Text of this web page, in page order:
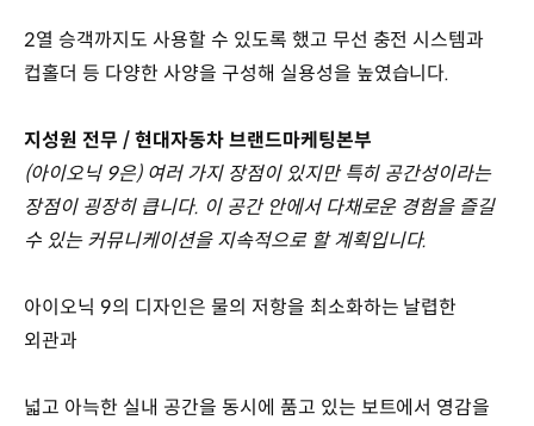
2열 승객까지도 사용할 수 있도록 했고 무선 충전 시스템과
컵홀더 등 다양한 사양을 구성해 실용성을 높였습니다.
지성원 전무 / 현대자동차 브랜드마케팅본부
(아이오닉 9은) 여러 가지 장점이 있지만 특히 공간성이라는
장점이 굉장히 큽니다. 이 공간 안에서 다채로운 경험을 즐길
수 있는 커뮤니케이션을 지속적으로 할 계획입니다.
아이오닉 9의 디자인은 물의 저항을 최소화하는 날렵한
외관과
넓고 아늑한 실내 공간을 동시에 품고 있는 보트에서 영감을